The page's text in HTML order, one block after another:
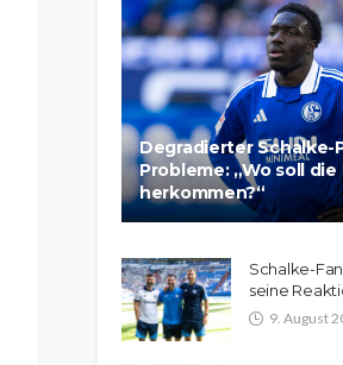
Degradierter Schalke-
Probleme: „Wo soll die
herkommen?“
Schalke-
seine
9. August